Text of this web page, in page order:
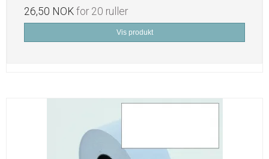
26,50 NOK for 20 ruller
Vis produkt